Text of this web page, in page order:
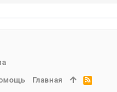
Главная
R
S